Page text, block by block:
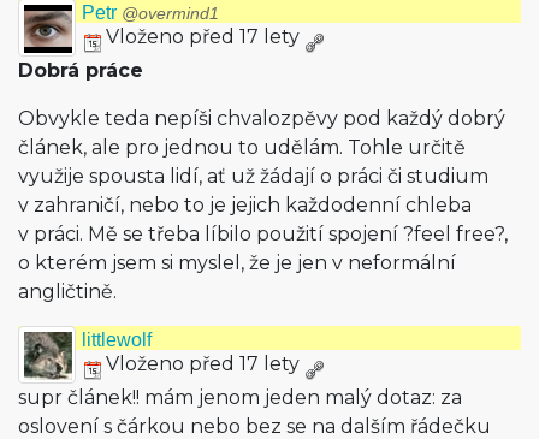
Petr @overmind1
Vloženo před 17 lety
Dobrá práce
Obvykle teda nepíši chvalozpěvy pod každý dobrý
článek, ale pro jednou to udělám. Tohle určitě
využije spousta lidí, ať už žádají o práci či studium
v zahraničí, nebo to je jejich každodenní chleba
v práci. Mě se třeba líbilo použití spojení ?feel free?,
o kterém jsem si myslel, že je jen v neformální
angličtině.
littlewolf
Vloženo před 17 lety
supr článek!! mám jenom jeden malý dotaz: za
oslovení s čárkou nebo bez se na dalším řádečku